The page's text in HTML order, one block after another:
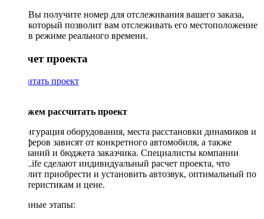
Вы получите номер для отслеживания вашего заказа,
который позволит вам отслеживать его местоположение
в режиме реального времени.
Рассчет проекта
Рассчитать проект
Поможем рассчитать проект
Конфигурация оборудования, места расстановки динамиков и
сабвуферов зависят от конкретного автомобиля, а также
пожеланий и бюджета заказчика. Специалисты компании
DriveLife сделают индивидуальный расчет проекта, что
позволит приобрести и установить автозвук, оптимальный по
характеристикам и цене.
Основные этапы: